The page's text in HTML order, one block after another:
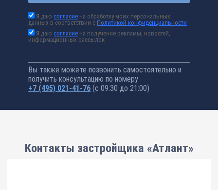
Я даюсогласие на обработку моих персональных
данных в соответствии сПолитикой конфиденциальности
Я даюсогласие на получение рекламы, новостей,
информационных рассылок
Вы также можете позвонить самостоятельно и
получить консультацию по номеру
+7 (495) 021-41-76 (с 09:30 до 21:00)
Контакты застройщика «Атлант»